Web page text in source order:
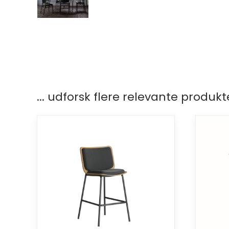
... udforsk flere relevante